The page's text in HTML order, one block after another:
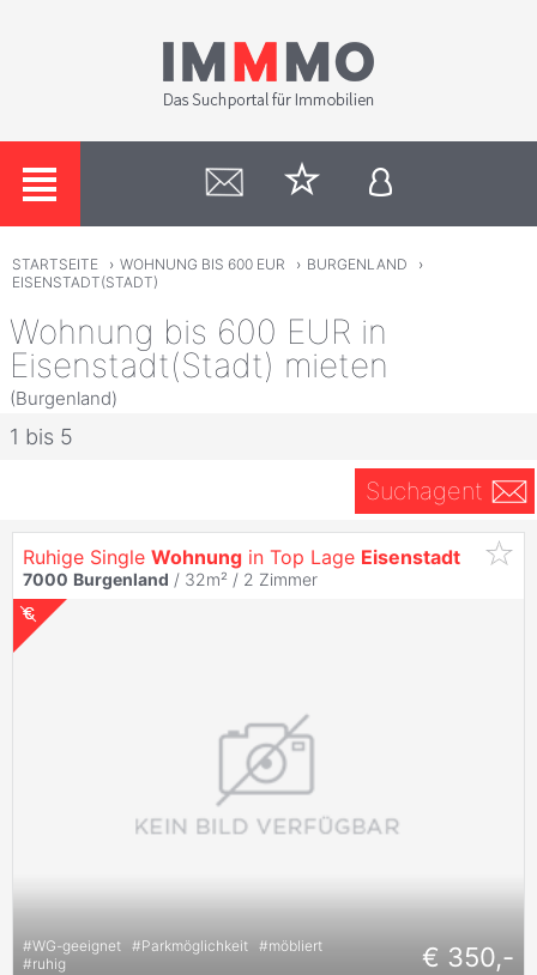
STARTSEITE › WOHNUNG BIS 600 EUR › BURGENLAND
›
EISENSTADT(STADT)
Wohnung bis 600 EUR in
Eisenstadt(Stadt) mieten
(Burgenland)
1 bis 5
Suchagent
Ruhige Single Wohnung in Top Lage Eisenstadt
7000 Burgenland / 32m² / 2 Zimmer
#WG-geeignet #Parkmöglichkeit #möbliert
#ruhig € 350,-